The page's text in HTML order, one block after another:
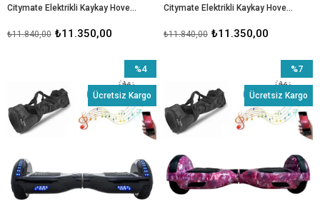
Citymate Elektrikli Kaykay Hoverboard 6.5 Inch Ledli Model - Mavi
₺11.350,00
₺11.840,00
Citymate Elektrikli Kaykay Hoverboard 6.5 Inch Ledli Model - Kırmızı
₺11.350,00
₺11.840,00
%4
İndirim
%4İndirim
Ücretsiz Kargo
%7
İndirim
Ücretsiz Kargo